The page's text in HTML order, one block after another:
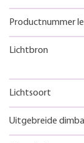
Productnummer
Lichtbron
Lichtsoort
Uitgebreide